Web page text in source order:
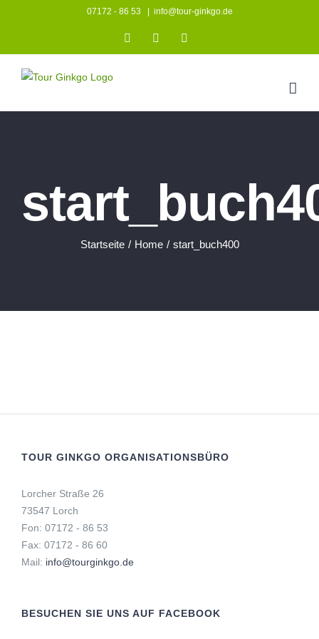
07172 - 86 53 info@tour-ginkgo.de
InstagramFacebook
Startseite / Home / start_buch400
TOUR GINKGO ORGANISATIONSBÜRO
Lorcher Straße 26
73547 Lorch
Fon: 07172 - 86 53
Fax: 07172 - 86 60
Mail: info@tourginkgo.de
BESUCHEN SIE UNS AUF FACEBOOK